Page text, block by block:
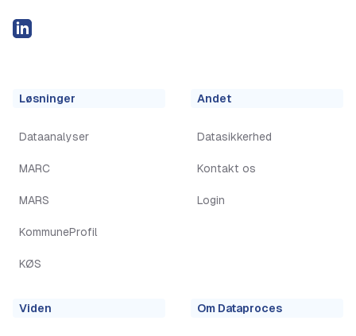
LinkedIN
Løsninger
Dataanalyser
MARC
MARS
KommuneProfil
KØS
Andet
Datasikkerhed
Kontakt os
Login
Viden Om Dataproces